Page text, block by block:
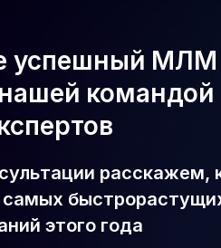
успешный МЛМ
командой
расскажем,
самых
этого года